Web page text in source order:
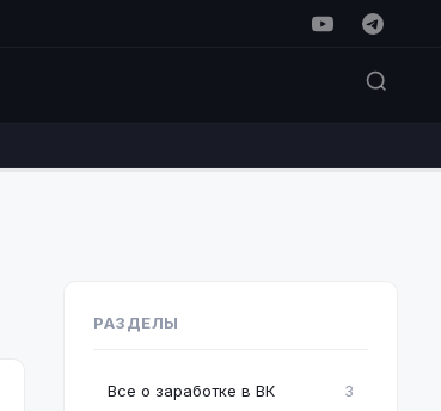
РАЗДЕЛЫ
Все о заработке в ВК 3